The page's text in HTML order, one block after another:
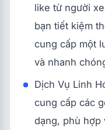
like từ người
bạn tiết kiệm
cung cấp một
và nhanh
Dịch Vụ Linh
cung cấp các
dạng, phù hợp